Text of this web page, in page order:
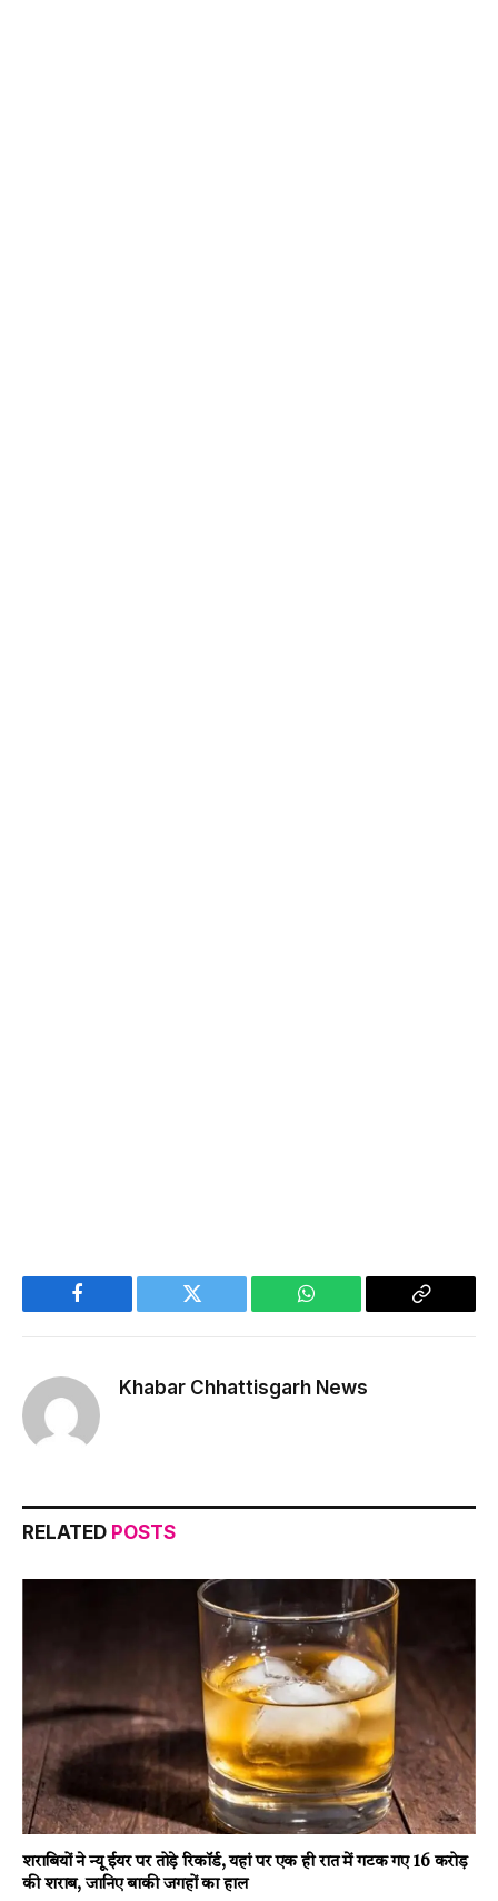
Facebook Twitter WhatsApp
Copy
Khabar Chhattisgarh News
RELATED POSTS
शराबियों ने न्यू ईयर पर तोड़े रिकॉर्ड, यहां पर एक ही रात में गटक गए 16 करोड़
की शराब, जानिए बाकी जगहों का हाल